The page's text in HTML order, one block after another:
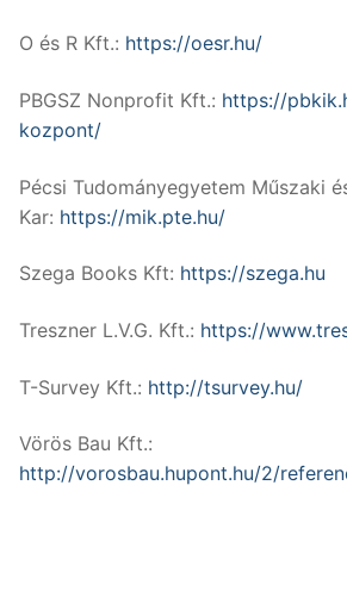
O és R Kft.: https://oesr.hu/
PBGSZ Nonprofit Kft.: https://
kozpont/
Pécsi Tudományegyetem Műszaki
Kar: https://mik.pte.hu/
Szega Books Kft: https://szega.hu
Treszner L.V.G. Kft.: https://
T-Survey Kft.: http://tsurvey.hu/
Vörös Bau Kft.:
http://vorosbau.hupont.hu/2/